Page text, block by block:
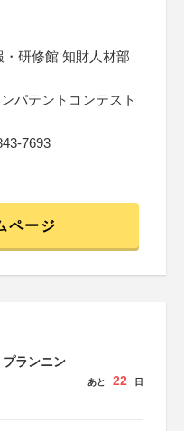
研修館 知財人材部
パテントコンテスト
7693
ページ
ランニン
あと 22 日